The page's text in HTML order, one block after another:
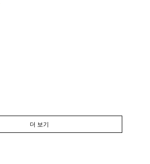
더 보기